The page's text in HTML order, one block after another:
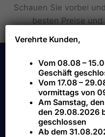
Schauen Sie vorbei
besten Preise
Hauptstr. 75
79787 Lauchringen
Tel.: 07741 5050
Verehrte Kunden,
Vom 08.08 –
Geschäft
Vom 17.08 –
vormittags von
Am Samstag,
den 29.08.2026
geschlossen
Ab dem